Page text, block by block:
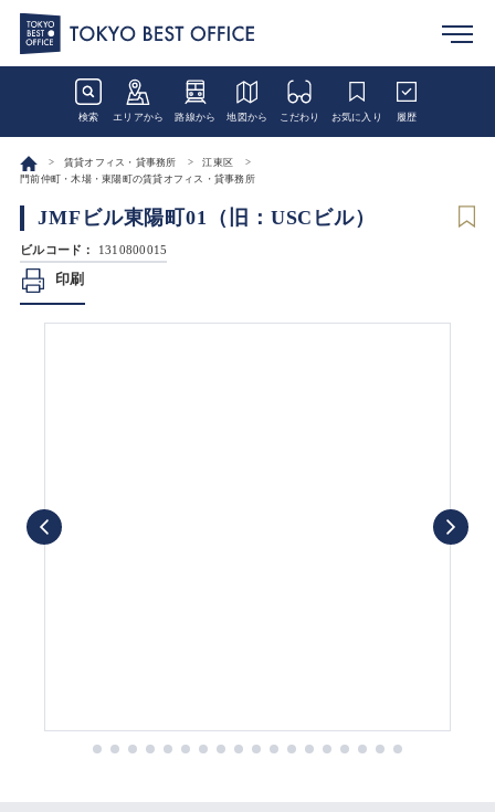
検索 エリアから 路線から 地図から こだわり お気に入り 履歴
賃貸オフィス・貸事務所
江東区
門前仲町・木場・東陽町の賃貸オフィス・貸事務所
JMFビル東陽町01（旧：USCビル）
ビルコード： 1310800015
印刷